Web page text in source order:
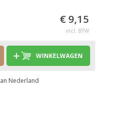
€ 9,15
incl. BTW
WINKELWAGEN
Nederland